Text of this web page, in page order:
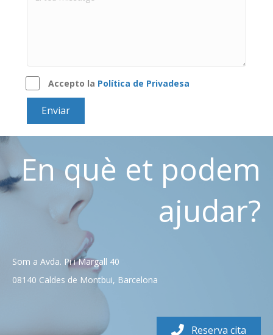
Accepto la Política de Privadesa
Enviar
En què et podem
ajudar?
Som a Avda. Pi i Margall 40
08140 Caldes de Montbui, Barcelona
Reserva cita